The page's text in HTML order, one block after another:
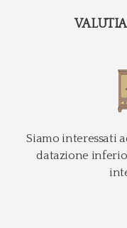
Siamo interessati
datazione